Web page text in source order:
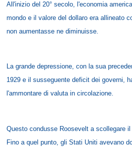
All'inizio del 20° secolo, l'economia
mondo e il valore del dollaro era allineato
non aumentasse ne diminuisse.
La grande depressione, con la sua
1929 e il susseguente deficit dei governi,
l'ammontare di valuta in circolazione.
Questo condusse Roosevelt a scollegare il
Fino a quel punto, gli Stati Uniti avevano